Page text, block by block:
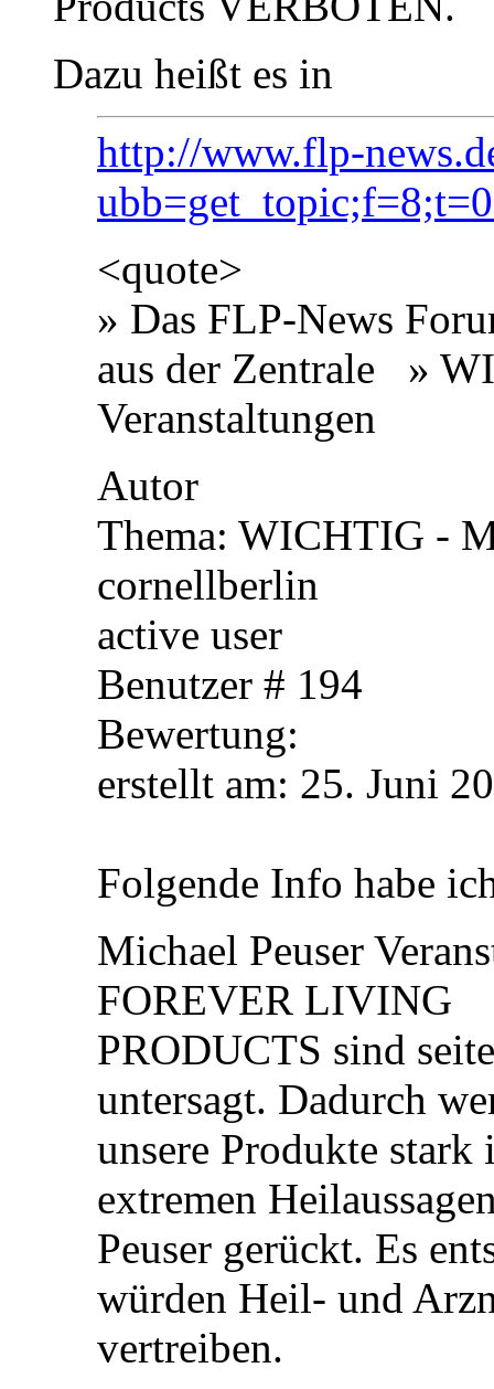
Dazu heißt es in
http://www.flp-
<quote>
» Das FLP-News
aus der Zentrale »
Veranstaltungen
Autor
Thema: WICHTIG -
cornellberlin
active user
Benutzer # 194
Bewertung:
erstellt am: 25.
Folgende Info habe
Michael Peuser
FOREVER LIVING
PRODUCTS sind
untersagt. Dadurch
unsere Produkte
extremen
Peuser gerückt. Es
würden Heil- und
vertreiben.